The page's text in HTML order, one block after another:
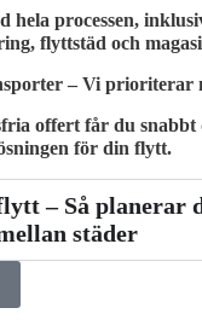
hela processen,
flyttstäd och
– Vi prioriterar
offert får du snabbt
för din flytt.
– Så planerar
städer